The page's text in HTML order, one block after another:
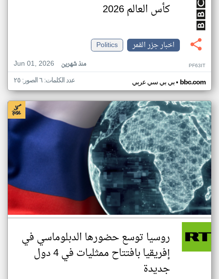
كأس العالم 2026
اخبار جزر القمر
Politics
Jun 01, 2026
منذ شهرين PF63IT
بي بي سي عربي• bbc.com عدد الكلمات: ٦ الصور: ٢٥
روسيا توسع حضورها الدبلوماسي في
إفريقيا بافتتاح ممثليات في 4 دول
جديدة